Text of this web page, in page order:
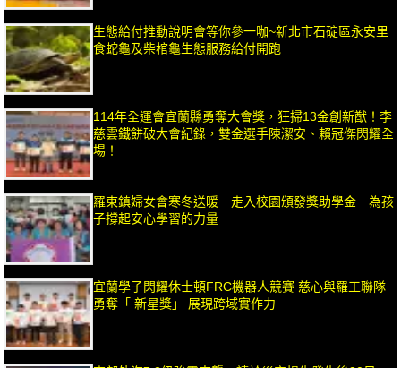
生態給付推動說明會等你參一咖~新北市石碇區永安里
食蛇龜及柴棺龜生態服務給付開跑
114年全運會宜蘭縣勇奪大會獎，狂掃13金創新猷！李
慈雲鐵餅破大會紀錄，雙金選手陳潔安、賴冠傑閃耀全
場！
羅東鎮婦女會寒冬送暖 走入校園頒發獎助學金 為孩
子撐起安心學習的力量
宜蘭學子閃耀休士頓FRC機器人競賽 慈心與羅工聯隊
勇奪「 新星獎」 展現跨域實作力